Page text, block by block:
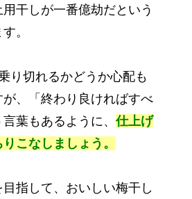
干しが一番億劫だという
。
り切れるかどうか心配も
、「終わり良ければすべ
葉もあるように、仕上げ
こなしましょう。
指して、おいしい梅干し